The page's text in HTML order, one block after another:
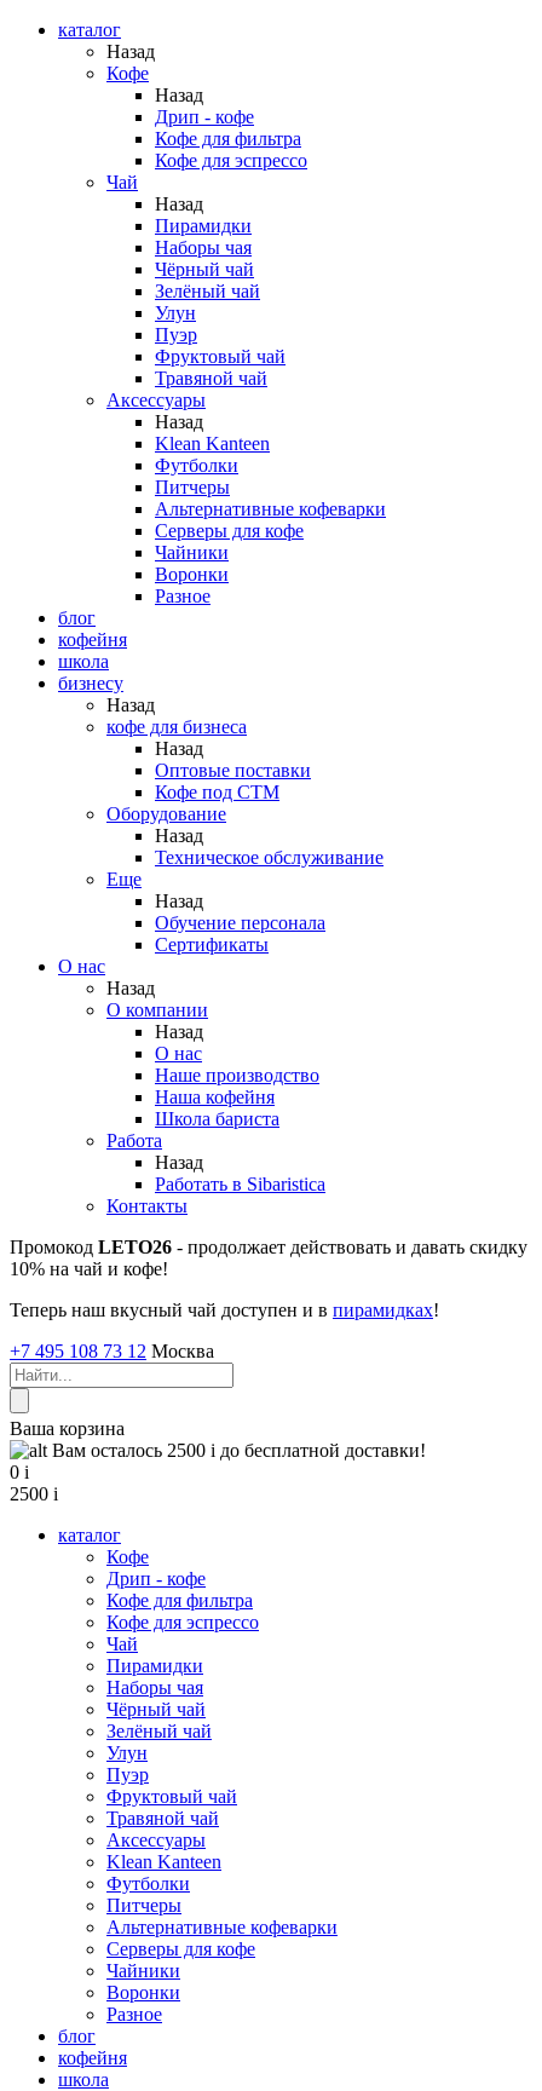
каталог
Назад
Кофе
Назад
Дрип - кофе
Кофе для фильтра
Кофе для эспрессо
Чай
Назад
Пирамидки
Наборы чая
Чёрный чай
Зелёный чай
Улун
Пуэр
Фруктовый чай
Травяной чай
Аксессуары
Назад
Klean Kanteen
Футболки
Питчеры
Альтернативные кофеварки
Серверы для кофе
Чайники
Воронки
Разное
блог
кофейня
школа
бизнесу
Назад
кофе для бизнеса
Назад
Оптовые поставки
Кофе под СТМ
Оборудование
Назад
Техническое обслуживание
Еще
Назад
Обучение персонала
Сертификаты
О нас
Назад
O компании
Назад
О нас
Наше производство
Наша кофейня
Школа бариста
Работа
Назад
Работать в Sibaristica
Контакты
Промокод LETO26 - продолжает действовать и давать скидку
10% на чай и кофе!
Теперь наш вкусный чай доступен и в пирамидках!
+7 495 108 73 12 Москва
Ваша корзина
Вам осталось 2500 i до бесплатной доставки!
0 i
2500 i
каталог
Кофе
Дрип - кофе
Кофе для фильтра
Кофе для эспрессо
Чай
Пирамидки
Наборы чая
Чёрный чай
Зелёный чай
Улун
Пуэр
Фруктовый чай
Травяной чай
Аксессуары
Klean Kanteen
Футболки
Питчеры
Альтернативные кофеварки
Серверы для кофе
Чайники
Воронки
Разное
блог
кофейня
школа